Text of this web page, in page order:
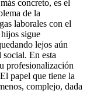
concreto, es el
de la
laborales con el
sigue
lejos aún
En esta
profesionalización
papel que tiene la
complejo, dada